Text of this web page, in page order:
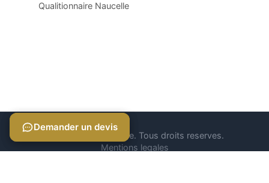
Qualitionnaire Naucelle
© 2026 Qualitionnaire. Tous droits reserves.
Mentions legales
Demander un devis
Demander un devis